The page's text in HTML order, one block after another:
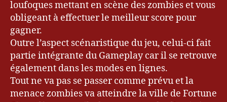
loufoques mettant en scène des zombies et vous
obligeant à effectuer le meilleur score pour
gagner.
Outre l’aspect scénaristique du jeu, celui-ci fait
partie intégrante du Gameplay car il se retrouve
également dans les modes en lignes.
Tout ne va pas se passer comme prévu et la
menace zombies va atteindre la ville de Fortune